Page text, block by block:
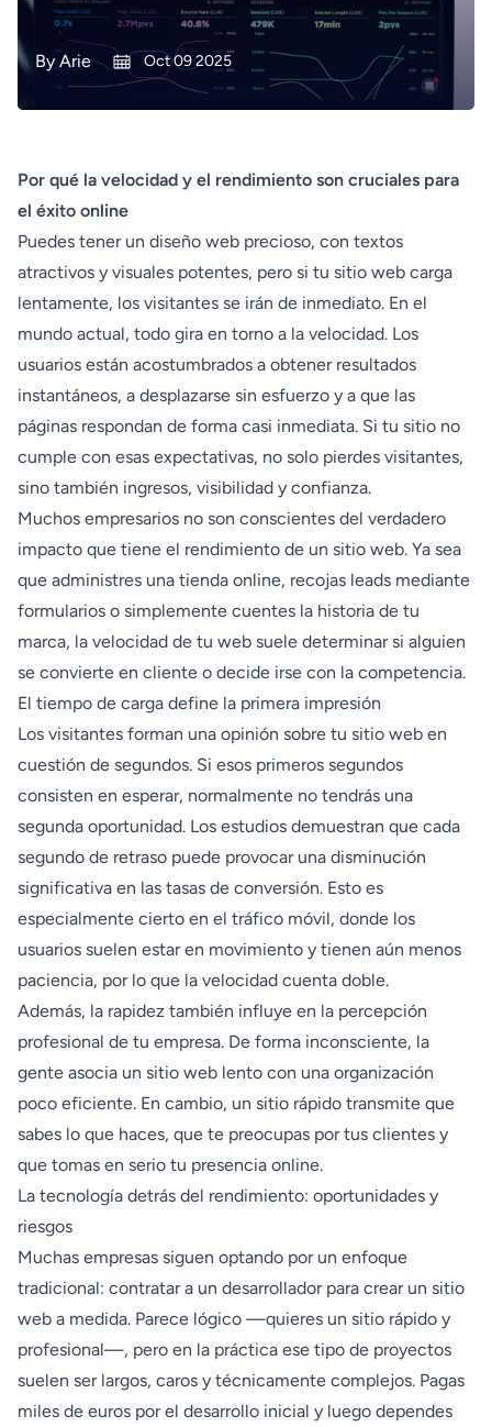
By Arie Oct 09 2025
Por qué la velocidad y el rendimiento son cruciales para
el éxito online
Puedes tener un diseño web precioso, con textos
atractivos y visuales potentes, pero si tu sitio web carga
lentamente, los visitantes se irán de inmediato. En el
mundo actual, todo gira en torno a la velocidad. Los
usuarios están acostumbrados a obtener resultados
instantáneos, a desplazarse sin esfuerzo y a que las
páginas respondan de forma casi inmediata. Si tu sitio no
cumple con esas expectativas, no solo pierdes visitantes,
sino también ingresos, visibilidad y confianza.
Muchos empresarios no son conscientes del verdadero
impacto que tiene el rendimiento de un sitio web. Ya sea
que administres una tienda online, recojas leads mediante
formularios o simplemente cuentes la historia de tu
marca, la velocidad de tu web suele determinar si alguien
se convierte en cliente o decide irse con la competencia.
El tiempo de carga define la primera impresión
Los visitantes forman una opinión sobre tu sitio web en
cuestión de segundos. Si esos primeros segundos
consisten en esperar, normalmente no tendrás una
segunda oportunidad. Los estudios demuestran que cada
segundo de retraso puede provocar una disminución
significativa en las tasas de conversión. Esto es
especialmente cierto en el tráfico móvil, donde los
usuarios suelen estar en movimiento y tienen aún menos
paciencia, por lo que la velocidad cuenta doble.
Además, la rapidez también influye en la percepción
profesional de tu empresa. De forma inconsciente, la
gente asocia un sitio web lento con una organización
poco eficiente. En cambio, un sitio rápido transmite que
sabes lo que haces, que te preocupas por tus clientes y
que tomas en serio tu presencia online.
La tecnología detrás del rendimiento: oportunidades y
riesgos
Muchas empresas siguen optando por un enfoque
tradicional: contratar a un desarrollador para crear un sitio
web a medida. Parece lógico —quieres un sitio rápido y
profesional—, pero en la práctica ese tipo de proyectos
suelen ser largos, caros y técnicamente complejos. Pagas
miles de euros por el desarrollo inicial y luego dependes